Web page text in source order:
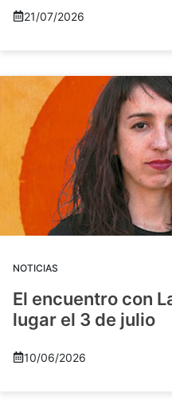
21/07/2026
NOTICIAS
El encuentro con
lugar el 3 de julio
10/06/2026